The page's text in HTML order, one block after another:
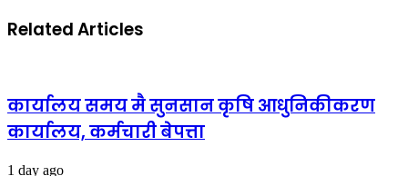
Related Articles
कार्यालय समय मै सुनसान कृषि आधुनिकीकरण
कार्यालय, कर्मचारी बेपत्ता
1 day ago